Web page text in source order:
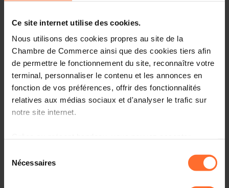
Ce site internet utilise des cookies.
Nous utilisons des cookies propres au site de la
Chambre de Commerce ainsi que des cookies tiers afin
de permettre le fonctionnement du site, reconnaître votre
terminal, personnaliser le contenu et les annonces en
fonction de vos préférences, offrir des fonctionnalités
relatives aux médias sociaux et d'analyser le trafic sur
notre site internet.
à l’exception des cookies strictement nécessaires au
fonctionnement du site. Une description des différents
cookies est accessible sous l’onglet « Détails » ci-
Nécessaires
3 textes de projet
d’intérêt national sous forme de réserve naturelle la zone
humide « Conzefenn » sur le territoire des communes de
Troisvierges et de Weiswampach.
Projet de règlement grand-ducal déclarant zone
protégée d’intérêt national sous forme de réserve
Veuillez trouver ci-dessous le(s) texte(s) relatif(s) au(x)